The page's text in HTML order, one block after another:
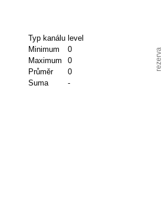
Typ kanálu level
Minimum
0
Maximum
0
Průměr
0
Suma
-
rezerva